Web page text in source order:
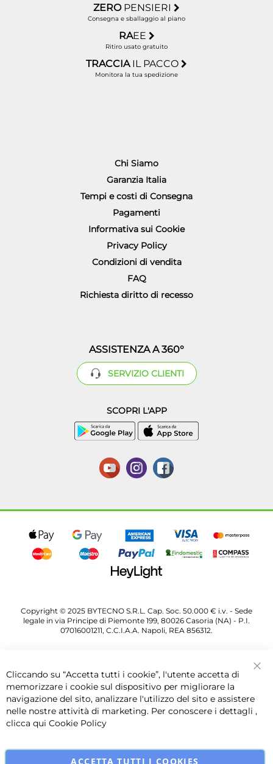
ZERO PENSIERI
Consegna e sballaggio al piano
RAEE
Ritiro usato gratuito
TRACCIA IL PACCO
Monitora la tua spedizione
Chi Siamo
Garanzia Italia
Tempi e costi di Consegna
Pagamenti
Informativa sui Cookie
Privacy Policy
Condizioni di vendita
FAQ
Richiesta diritto di recesso
ASSISTENZA A 360°
SERVIZIO CLIENTI
SCOPRI L'APP
Copyright © 2025 BYTECNO S.R.L. Cap. Soc. 50.000 € i.v. - Sede
legale in via Principe di Piemonte 199, 80026 Casoria (NA) - P.I.
07016001211, C.C.I.A.A. Napoli, REA 856312.
Cliccando su “Accetta tutti i cookie”, l'utente accetta di
memorizzare i cookie sul dispositivo per migliorare la
navigazione del sito, analizzare l'utilizzo del sito e assistere
nelle nostre attività di marketing. Per conoscere i dettagli ,
clicca qui Cookie Policy
ACCETTA TUTTI I COOKIES